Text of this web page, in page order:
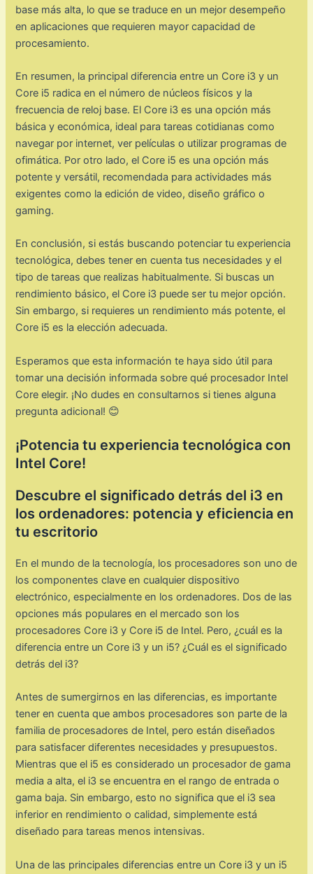
base más alta, lo que se traduce en un mejor desempeño
en aplicaciones que requieren mayor capacidad de
procesamiento.
En resumen, la principal diferencia entre un Core i3 y un
Core i5 radica en el número de núcleos físicos y la
frecuencia de reloj base. El Core i3 es una opción más
básica y económica, ideal para tareas cotidianas como
navegar por internet, ver películas o utilizar programas de
ofimática. Por otro lado, el Core i5 es una opción más
potente y versátil, recomendada para actividades más
exigentes como la edición de video, diseño gráfico o
gaming.
En conclusión, si estás buscando potenciar tu experiencia
tecnológica, debes tener en cuenta tus necesidades y el
tipo de tareas que realizas habitualmente. Si buscas un
rendimiento básico, el Core i3 puede ser tu mejor opción.
Sin embargo, si requieres un rendimiento más potente, el
Core i5 es la elección adecuada.
Esperamos que esta información te haya sido útil para
tomar una decisión informada sobre qué procesador Intel
Core elegir. ¡No dudes en consultarnos si tienes alguna
pregunta adicional! 😊
¡Potencia tu experiencia tecnológica con
Intel Core!
Descubre el significado detrás del i3 en
los ordenadores: potencia y eficiencia en
tu escritorio
En el mundo de la tecnología, los procesadores son uno de
los componentes clave en cualquier dispositivo
electrónico, especialmente en los ordenadores. Dos de las
opciones más populares en el mercado son los
procesadores Core i3 y Core i5 de Intel. Pero, ¿cuál es la
diferencia entre un Core i3 y un i5? ¿Cuál es el significado
detrás del i3?
Antes de sumergirnos en las diferencias, es importante
tener en cuenta que ambos procesadores son parte de la
familia de procesadores de Intel, pero están diseñados
para satisfacer diferentes necesidades y presupuestos.
Mientras que el i5 es considerado un procesador de gama
media a alta, el i3 se encuentra en el rango de entrada o
gama baja. Sin embargo, esto no significa que el i3 sea
inferior en rendimiento o calidad, simplemente está
diseñado para tareas menos intensivas.
Una de las principales diferencias entre un Core i3 y un i5